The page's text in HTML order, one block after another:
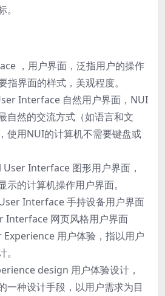
，⽤户界⾯，泛指⽤户的操作
指界⾯的样式，美观程度。
Interface ⾃然⽤户界⾯，NUI
⾃然的交流⽅式（如语⾔和⽂
使⽤NUI的计算机不需要键盘或
Interface 图形⽤户界⾯，
示的计算机操作⽤户界⾯。
Interface ⼿持设备⽤户界⾯
Interface ⽹⻚⻛格⽤户界⾯
Experience ⽤户体验，指以⽤户
design ⽤户体验设计，
⼀种设计⼿段，以⽤户需求为⽬